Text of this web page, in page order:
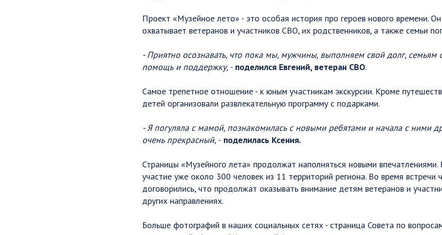
Проект «Музейное лето» - это особая история про героев нового времени.
охватывает ветеранов и участников СВО, их родственников, а также семьи
- Приятно осознавать, что пока мы, мужчины, выполняем свой долг,
помощь и поддержку, - поделился Евгений, ветеран СВО.
Самое трепетное отношение - к юным участникам экскурсии. Кроме
детей организовали развлекательную программу с подарками.
- Я погуляла с мамой, познакомилась с новыми ребятами и начала с ними
очень прекрасный, - поделилась Ксения.
Страницы «Музейного лета» продолжат наполняться новыми впечатлениями.
участие уже около 300 человек из 11 территорий региона. Во время встречи
договорились, что продолжат оказывать внимание детям ветеранов и
других направлениях.
Больше фотографий в наших социальных сетях - страница Совета по